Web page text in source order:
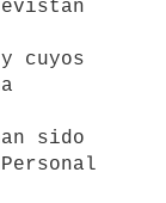
cuyos
sido